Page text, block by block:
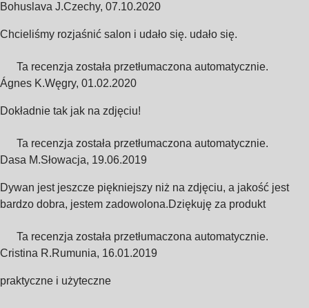
Bohuslava J.Czechy, 07.10.2020
Chcieliśmy rozjaśnić salon i udało się. udało się.
Ta recenzja została przetłumaczona automatycznie.
Ágnes K.Węgry, 01.02.2020
Dokładnie tak jak na zdjęciu!
Ta recenzja została przetłumaczona automatycznie.
Dasa M.Słowacja, 19.06.2019
Dywan jest jeszcze piękniejszy niż na zdjęciu, a jakość jest
bardzo dobra, jestem zadowolona.Dziękuję za produkt
Ta recenzja została przetłumaczona automatycznie.
Cristina R.Rumunia, 16.01.2019
praktyczne i użyteczne